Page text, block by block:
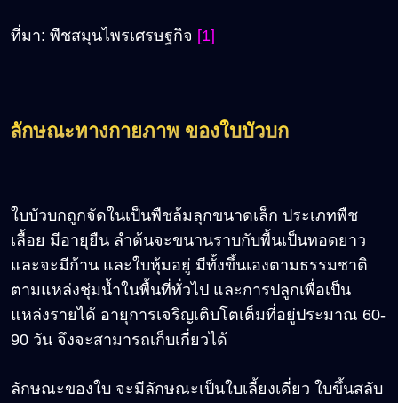
ที่มา: พืชสมุนไพรเศรษฐกิจ [1]
ลักษณะทางกายภาพ ของใบบัวบก
ใบบัวบกถูกจัดในเป็นพืชล้มลุกขนาดเล็ก ประเภทพืช
เลื้อย มีอายุยืน ลำต้นจะขนานราบกับพื้นเป็นทอดยาว
และจะมีก้าน และใบหุ้มอยู่ มีทั้งขึ้นเองตามธรรมชาติ
ตามแหล่งชุ่มน้ำในพื้นที่ทั่วไป และการปลูกเพื่อเป็น
แหล่งรายได้ อายุการเจริญเติบโตเต็มที่อยู่ประมาณ 60-
90 วัน จึงจะสามารถเก็บเกี่ยวได้
ลักษณะของใบ จะมีลักษณะเป็นใบเลี้ยงเดี่ยว ใบขึ้นสลับ